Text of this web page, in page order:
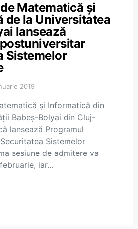
Matematică și
de la Universitatea
lansează
Sistemelor
2019
și Informatică din
Babeș-Bolyai din Cluj-
lansează Programul
Sistemelor
sesiune de admitere va
iar…